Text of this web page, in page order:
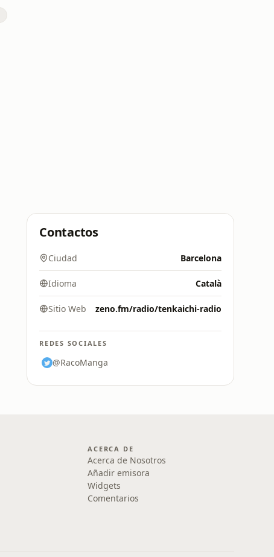
Contactos
Ciudad Barcelona
Idioma Català
Sitio Web zeno.fm/radio/tenkaichi-radio
REDES SOCIALES
@RacoManga
ACERCA DE
Acerca de Nosotros
Añadir emisora
Widgets
Comentarios